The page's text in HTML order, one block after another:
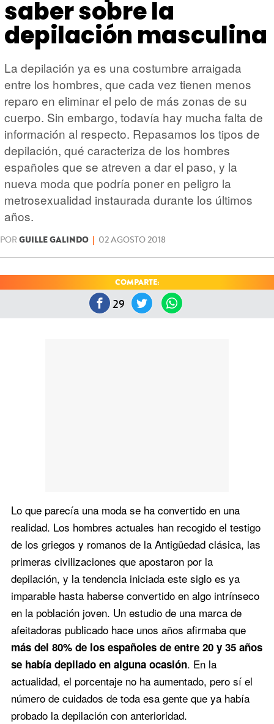
saber sobre la
depilación masculina
La depilación ya es una costumbre arraigada
entre los hombres, que cada vez tienen menos
reparo en eliminar el pelo de más zonas de su
cuerpo. Sin embargo, todavía hay mucha falta de
información al respecto. Repasamos los tipos de
depilación, qué caracteriza de los hombres
españoles que se atreven a dar el paso, y la
nueva moda que podría poner en peligro la
metrosexualidad instaurada durante los últimos
años.
POR GUILLE GALINDO | 02 AGOSTO 2018
COMPARTE:
29
Lo que parecía una moda se ha convertido en una
realidad. Los hombres actuales han recogido el testigo
de los griegos y romanos de la Antigüedad clásica, las
primeras civilizaciones que apostaron por la
depilación, y la tendencia iniciada este siglo es ya
imparable hasta haberse convertido en algo intrínseco
en la población joven. Un estudio de una marca de
afeitadoras publicado hace unos años afirmaba que
más del 80% de los españoles de entre 20 y 35 años
se había depilado en alguna ocasión. En la
actualidad, el porcentaje no ha aumentado, pero sí el
número de cuidados de toda esa gente que ya había
probado la depilación con anterioridad.